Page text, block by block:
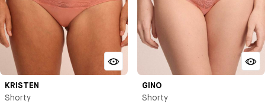
KRISTEN
Shorty
GINO
Shorty